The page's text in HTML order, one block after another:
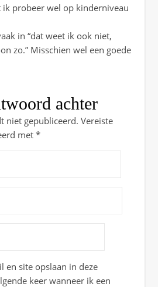
ik probeer wel op kinderniveau
in “dat weet ik ook niet,
zo.” Misschien wel een goede
achter
niet gepubliceerd. Vereiste
met *
en site opslaan in deze
keer wanneer ik een